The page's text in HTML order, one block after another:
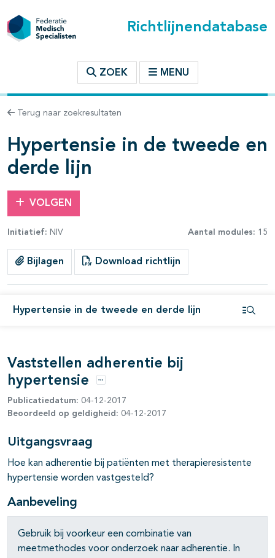
Richtlijnendatabase
ZOEK MENU
Terug naar zoekresultaten
Hypertensie in de tweede en
derde lijn
VOLGEN
Initiatief: NIV Aantal modules: 15
Bijlagen Download richtlijn
Hypertensie in de tweede en derde lijn
binnen deze richtlijn
Vaststellen adherentie bij
hypertensie
Opties
Publicatiedatum: 04-12-2017
Beoordeeld op geldigheid: 04-12-2017
Uitgangsvraag
Hoe kan adherentie bij patiënten met therapieresistente
hypertensie worden vastgesteld?
Aanbeveling
Gebruik bij voorkeur een combinatie van
meetmethodes voor onderzoek naar adherentie. In